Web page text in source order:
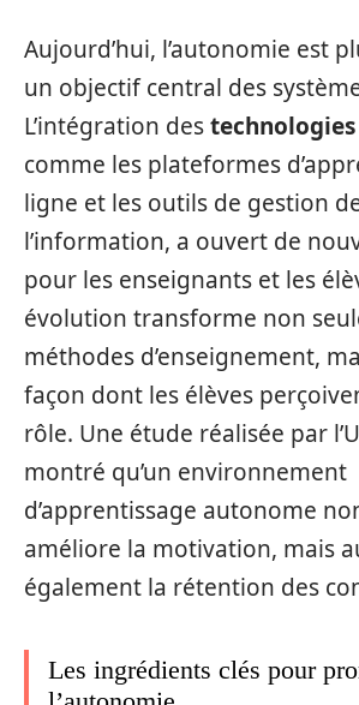
Aujourd’hui, l’autonomie est
un objectif central des
L’intégration des
comme les plateformes
ligne et les outils de gestion
l’information, a ouvert de
pour les enseignants et les
évolution transforme non
méthodes d’enseignement,
façon dont les élèves
rôle. Une étude réalisée par
montré qu’un environnement
d’apprentissage autonome
améliore la motivation, mais
également la rétention des
Les ingrédients clés pour